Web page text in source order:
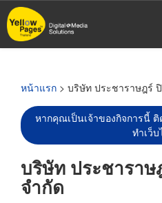
ข้าม
ไป
หน้าแรก > บริษัท ประชาราษฎร์
หากคุณเป็นเจ้าของกิจการนี้
ทำเว็
บริษัท ประชาราษ
จำกัด